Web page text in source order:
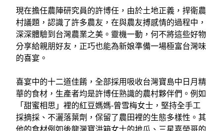
現在擔任農陣研究員的許博任，由於土地正義，捍衛農
村議題，認識了許多農友，在與農友搏感情的過程中，
深深體驗到台灣農業之美。靈機一動，何不將這些好物
分享給親朋好友，正巧也能為新娘準備一場極富台灣味
的喜宴。
喜宴中的十二道佳餚，全部採用吸收台灣寶島中日月精
華的食材，生產者均是許博任熟識的農村夥伴們。例如
「甜蜜相思」裡的紅豆媽媽-曾雪梅女士，堅持全手工
採摘採、不灑落葉劑，保留了農田裡的生態多樣性。其